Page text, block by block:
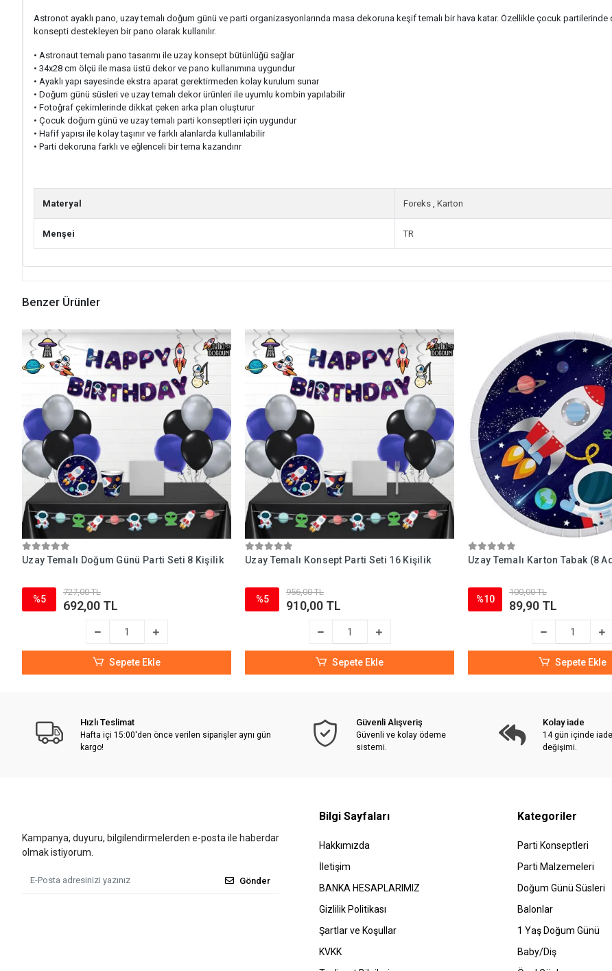
Astronot ayaklı pano, uzay temalı doğum günü ve parti organizasyonlarında masa dekoruna keşif temalı bir hava katar. Özellikle çocuk
konsepti destekleyen bir pano olarak kullanılır.
• Astronaut temalı pano tasarımı ile uzay konsept bütünlüğü sağlar
• 34x28 cm ölçü ile masa üstü dekor ve pano kullanımına uygundur
• Ayaklı yapı sayesinde ekstra aparat gerektirmeden kolay kurulum sunar
• Doğum günü süsleri ve uzay temalı dekor ürünleri ile uyumlu kombin yapılabilir
• Fotoğraf çekimlerinde dikkat çeken arka plan oluşturur
• Çocuk doğum günü ve uzay temalı parti konseptleri için uygundur
• Hafif yapısı ile kolay taşınır ve farklı alanlarda kullanılabilir
• Parti dekoruna farklı ve eğlenceli bir tema kazandırır
Materyal Foreks , Karton
Menşei TR
Benzer Ürünler
Uzay Temalı Doğum Günü Parti Seti 8 Kişilik
%5
727,00 TL
692,00 TL
Sepete Ekle
Uzay Temalı Konsept Parti Seti 16 Kişilik
%5
956,00 TL
910,00 TL
Sepete Ekle
Uzay Temalı Karton Tabak (8
%10
100,00 TL
89,90 TL
Sepete Ekle
Hızlı Teslimat
Hafta içi 15:00'den önce verilen siparişler aynı gün
kargo!
Güvenli Alışveriş
Güvenli ve kolay ödeme
sistemi.
Kolay iade
14 gün içinde
değişimi.
Kampanya, duyuru, bilgilendirmelerden e-posta ile haberdar
olmak istiyorum.
Gönder
Bilgi Sayfaları
Hakkımızda
İletişim
BANKA HESAPLARIMIZ
Gizlilik Politikası
Şartlar ve Koşullar
KVKK
Kategoriler
Parti Konseptleri
Parti Malzemeleri
Doğum Günü Süsleri
Balonlar
1 Yaş Doğum Günü
Baby/Diş